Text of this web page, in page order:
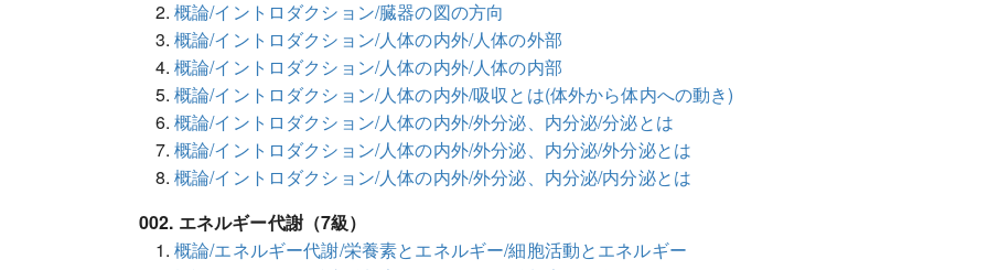
概論/イントロダクション/臓器の図の方向
概論/イントロダクション/人体の内外/人体の外部
概論/イントロダクション/人体の内外/人体の内部
概論/イントロダクション/人体の内外/吸収とは(体外から体内への動き)
概論/イントロダクション/人体の内外/外分泌、内分泌/分泌とは
概論/イントロダクション/人体の内外/外分泌、内分泌/外分泌とは
概論/イントロダクション/人体の内外/外分泌、内分泌/内分泌とは
002. エネルギー代謝（7級）
概論/エネルギー代謝/栄養素とエネルギー/細胞活動とエネルギー